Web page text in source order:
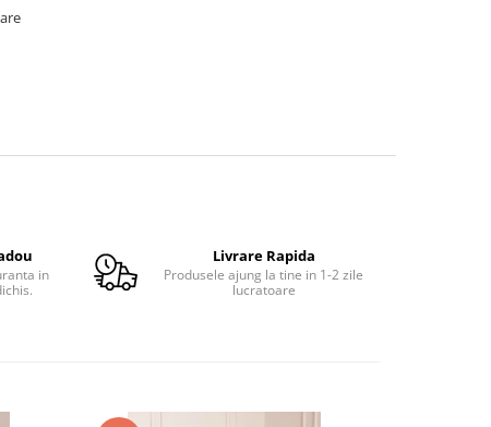
in
Livrare Rapida
Produsele ajung la tine in 1-2 zile
lucratoare